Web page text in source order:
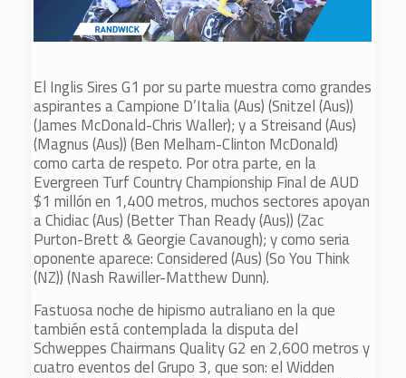
El Inglis Sires G1 por su parte muestra como grandes
aspirantes a Campione D’Italia (Aus) (Snitzel (Aus))
(James McDonald-Chris Waller); y a Streisand (Aus)
(Magnus (Aus)) (Ben Melham-Clinton McDonald)
como carta de respeto. Por otra parte, en la
Evergreen Turf Country Championship Final de AUD
$1 millón en 1,400 metros, muchos sectores apoyan
a Chidiac (Aus) (Better Than Ready (Aus)) (Zac
Purton-Brett & Georgie Cavanough); y como seria
oponente aparece: Considered (Aus) (So You Think
(NZ)) (Nash Rawiller-Matthew Dunn).
Fastuosa noche de hipismo autraliano en la que
también está contemplada la disputa del
Schweppes Chairmans Quality G2 en 2,600 metros y
cuatro eventos del Grupo 3, que son: el Widden